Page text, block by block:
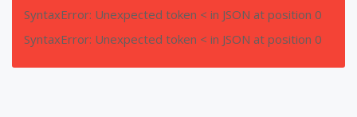
SyntaxError: Unexpected token < in JSON at position 0
SyntaxError: Unexpected token < in JSON at position 0